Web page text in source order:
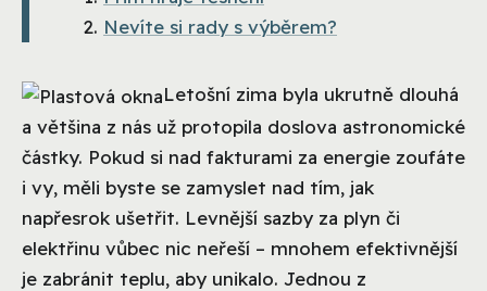
Nevíte si rady s výběrem?
Letošní zima byla ukrutně dlouhá
a většina z nás už protopila doslova astronomické
částky. Pokud si nad fakturami za energie zoufáte
i vy, měli byste se zamyslet nad tím, jak
napřesrok ušetřit. Levnější sazby za plyn či
elektřinu vůbec nic neřeší – mnohem efektivnější
je zabránit teplu, aby unikalo. Jednou z